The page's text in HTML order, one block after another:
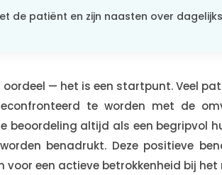
de patiënt en zijn naasten over
oordeel — het is een startpunt. Veel
te worden met de
beoordeling altijd als een begripvol
benadrukt. Deze positieve
voor een actieve betrokkenheid bij